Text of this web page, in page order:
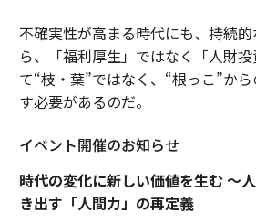
不確実性が高まる時代にも、持続
ら、「福利厚生」ではなく「人財
て“枝・葉”ではなく、“根っこ”か
す必要があるのだ。
イベント開催のお知らせ
時代の変化に新しい価値を生む 〜
き出す「人間力」の再定義